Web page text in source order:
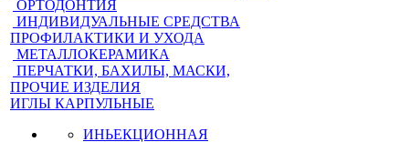
ОРТОДОНТИЯ
ИНДИВИДУАЛЬНЫЕ СРЕДСТВА
ПРОФИЛАКТИКИ И УХОДА
МЕТАЛЛОКЕРАМИКА
ПЕРЧАТКИ, БАХИЛЫ, МАСКИ,
ПРОЧИЕ ИЗДЕЛИЯ
ИГЛЫ КАРПУЛЬНЫЕ
ИНЬЕКЦИОННАЯ